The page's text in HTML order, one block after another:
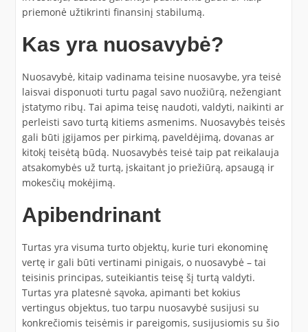
priemonė užtikrinti finansinį stabilumą.
Kas yra nuosavybė?
Nuosavybė, kitaip vadinama teisine nuosavybe, yra teisė
laisvai disponuoti turtu pagal savo nuožiūrą, nežengiant
įstatymo ribų. Tai apima teisę naudoti, valdyti, naikinti ar
perleisti savo turtą kitiems asmenims. Nuosavybės teisės
gali būti įgijamos per pirkimą, paveldėjimą, dovanas ar
kitokį teisėtą būdą. Nuosavybės teisė taip pat reikalauja
atsakomybės už turtą, įskaitant jo priežiūrą, apsaugą ir
mokesčių mokėjimą.
Apibendrinant
Turtas yra visuma turto objektų, kurie turi ekonominę
vertę ir gali būti vertinami pinigais, o nuosavybė – tai
teisinis principas, suteikiantis teisę šį turtą valdyti.
Turtas yra platesnė sąvoka, apimanti bet kokius
vertingus objektus, tuo tarpu nuosavybė susijusi su
konkrečiomis teisėmis ir pareigomis, susijusiomis su šio